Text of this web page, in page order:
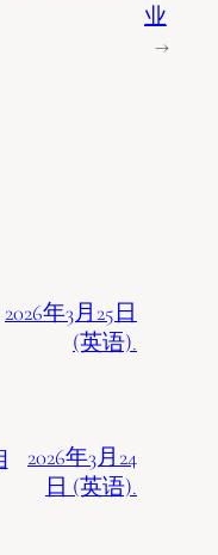
业
→
2026年3月25日
(英语).
2026年3月24
日 (英语).